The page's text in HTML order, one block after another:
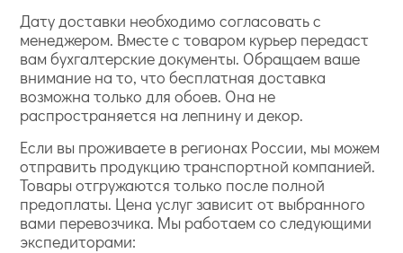
Дату доставки необходимо согласовать с
менеджером. Вместе с товаром курьер передаст
вам бухгалтерские документы. Обращаем ваше
внимание на то, что бесплатная доставка
возможна только для обоев. Она не
распространяется на лепнину и декор.
Если вы проживаете в регионах России, мы можем
отправить продукцию транспортной компанией.
Товары отгружаются только после полной
предоплаты. Цена услуг зависит от выбранного
вами перевозчика. Мы работаем со следующими
экспедиторами: